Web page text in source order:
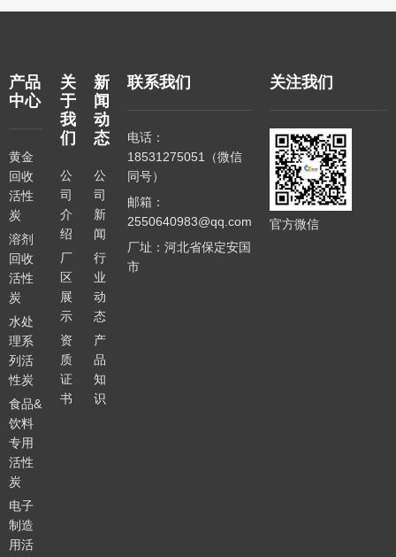
产品
中心
黄金
回收
活性
炭
溶剂
回收
活性
炭
水处
理系
列活
性炭
食品&
饮料
专用
活性
炭
电子
制造
用活
关
于
我
们
公
司
介
绍
厂
区
展
示
资
质
证
书
新
闻
动
态
公
司
新
闻
行
业
动
态
产
品
知
识
联系我们
电话：
18531275051（微信
同号）
邮箱：
2550640983@qq.com
厂址：河北省保定安国
市
关注我们
官方微信